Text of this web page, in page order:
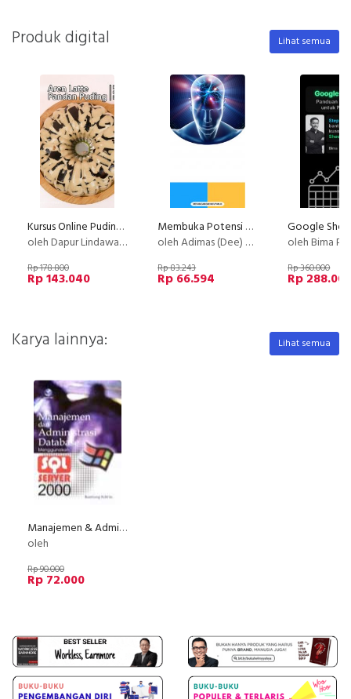
Produk digital Lihat semua
Kursus Online Puding Aren Latte Pandan Puding PU
oleh Dapur Lindawaty
Rp 178.800
Rp 143.040
Membuka Potensi Diri melalui Kelenjar Pineal
oleh Adimas (Dee) Wirajayanagara (Lesmana)
Rp 83.243
Rp 66.594
oleh Bima Putra
Rp 360.000
Rp
Karya lainnya: Lihat semua
Manajemen & Administrasi Database Menggunakan SQL Server 2000
oleh
Rp 90.000
Rp 72.000